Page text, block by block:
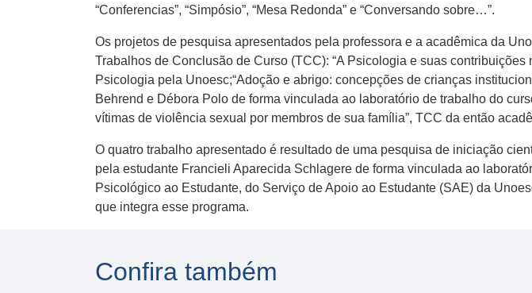
“Conferencias”, “Simpósio”, “Mesa Redonda” e “Conversando sobre…”.
Os projetos de pesquisa apresentados pela professora e a acadêmica da
Trabalhos de Conclusão de Curso (TCC): “A Psicologia e suas
Psicologia pela Unoesc;“Adoção e abrigo: concepções de crianças
Behrend e Débora Polo de forma vinculada ao laboratório de trabalho do
vítimas de violência sexual por membros de sua família”, TCC da então
O quatro trabalho apresentado é resultado de uma pesquisa de iniciação
pela estudante Francieli Aparecida Schlagere de forma vinculada ao
Psicológico ao Estudante, do Serviço de Apoio ao Estudante (SAE) da
que integra esse programa.
Confira também